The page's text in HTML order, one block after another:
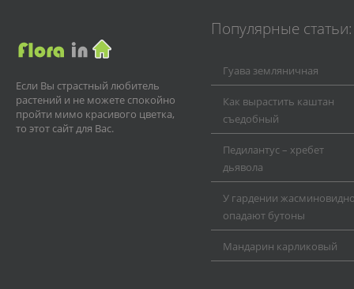
Популярные статьи:
Гуава земляничная
Как вырастить каштан
съедобный
Педилантус – хребет
дьявола
У гардении
опадают бутоны
Мандарин карликовый
Если Вы страстный любитель
растений и не можете спокойно
пройти мимо красивого цветка,
то этот сайт для Вас.